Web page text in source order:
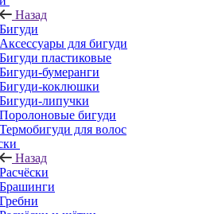
Назад
Бигуди
Аксессуары для бигуди
Бигуди пластиковые
Бигуди-бумеранги
Бигуди-коклюшки
Бигуди-липучки
Поролоновые бигуди
Термобигуди для волос
Назад
Расчёски
Брашинги
Гребни